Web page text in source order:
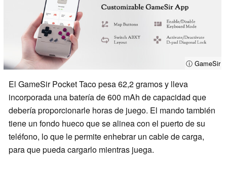
ⓘ GameSir
El GameSir Pocket Taco pesa 62,2 gramos y lleva
incorporada una batería de 600 mAh de capacidad que
debería proporcionarle horas de juego. El mando también
tiene un fondo hueco que se alinea con el puerto de su
teléfono, lo que le permite enhebrar un cable de carga,
para que pueda cargarlo mientras juega.